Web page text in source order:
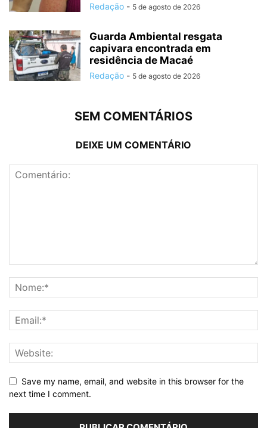
Redação - 5 de agosto de 2026
Guarda Ambiental resgata
capivara encontrada em
residência de Macaé
Redação - 5 de agosto de 2026
SEM COMENTÁRIOS
DEIXE UM COMENTÁRIO
Save my name, email, and website in this browser for the
next time I comment.